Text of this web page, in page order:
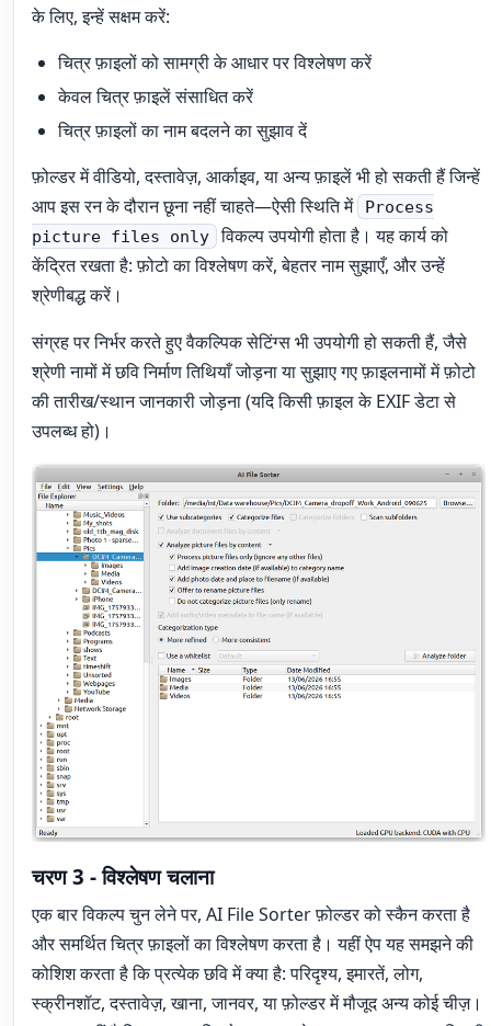
के लिए, इन्हें सक्षम करें:
चित्र फ़ाइलों को सामग्री के आधार पर विश्लेषण करें
केवल चित्र फ़ाइलें संसाधित करें
चित्र फ़ाइलों का नाम बदलने का सुझाव दें
फ़ोल्डर में वीडियो, दस्तावेज़, आर्काइव, या अन्य फ़ाइलें भी हो सकती हैं जिन्हें
आप इस रन के दौरान छूना नहीं चाहते—ऐसी स्थिति में
Process
picture files only विकल्प उपयोगी होता है। यह कार्य को
केंद्रित रखता है: फ़ोटो का विश्लेषण करें, बेहतर नाम सुझाएँ, और उन्हें
श्रेणीबद्ध करें।
संग्रह पर निर्भर करते हुए वैकल्पिक सेटिंग्स भी उपयोगी हो सकती हैं, जैसे
श्रेणी नामों में छवि निर्माण तिथियाँ जोड़ना या सुझाए गए फ़ाइलनामों में फ़ोटो
की तारीख/स्थान जानकारी जोड़ना (यदि किसी फ़ाइल के EXIF डेटा से
उपलब्ध हो)।
चरण 3 - विश्लेषण चलाना
एक बार विकल्प चुन लेने पर, AI File Sorter फ़ोल्डर को स्कैन करता है
और समर्थित चित्र फ़ाइलों का विश्लेषण करता है। यहीं ऐप यह समझने की
कोशिश करता है कि प्रत्येक छवि में क्या है: परिदृश्य, इमारतें, लोग,
स्क्रीनशॉट, दस्तावेज़, खाना, जानवर, या फ़ोल्डर में मौजूद अन्य कोई चीज़।